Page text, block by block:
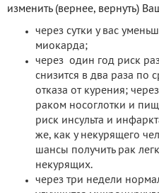
изменить (вернее, вернуть)
через сутки у вас
миокарда;
через один год риск
снизится в два раза по
отказа от курения;
раком носоглотки и
риск инсульта и
же, как у некурящего
шансы получить рак
некурящих.
через три недели